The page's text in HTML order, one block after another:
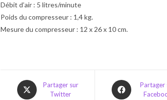
Débit d’air : 5 litres/minute
Poids du compresseur : 1,4 kg.
Mesure du compresseur : 12 x 26 x 10 cm.
Opens
in
Partager sur
Twitter
Opens
in
Partager